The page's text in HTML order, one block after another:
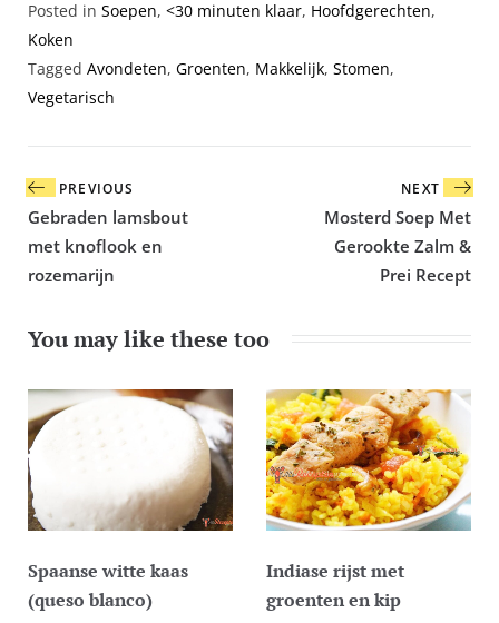
Posted in Soepen, <30 minuten klaar, Hoofd­gerechten,
Koken
Tagged Avondeten, Groenten, Makkelijk, Stomen,
Vegetarisch
Bericht
navigatie
PREVIOUS
Gebraden lamsbout
met knoflook en
rozemarijn
NEXT
Mosterd Soep Met
Gerookte Zalm &
Prei Recept
You may like these too
Spaanse witte kaas
(queso blanco)
Indiase rijst met
groenten en kip